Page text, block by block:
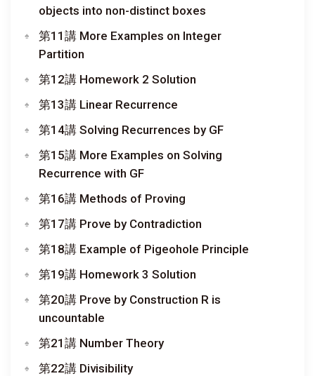
objects into non-distinct boxes
第11講 More Examples on Integer
Partition
第12講 Homework 2 Solution
第13講 Linear Recurrence
第14講 Solving Recurrences by GF
第15講 More Examples on Solving
Recurrence with GF
第16講 Methods of Proving
第17講 Prove by Contradiction
第18講 Example of Pigeohole Principle
第19講 Homework 3 Solution
第20講 Prove by Construction R is
uncountable
第21講 Number Theory
第22講 Divisibility